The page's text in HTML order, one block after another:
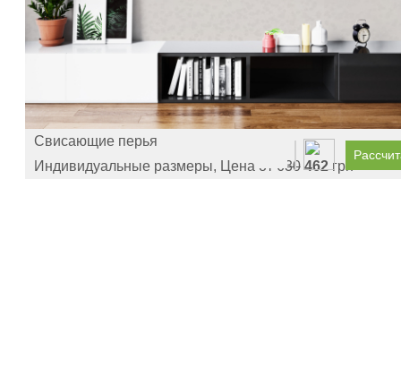
Свисающие перья
Индивидуальные размеры, Цена от 630 462грн